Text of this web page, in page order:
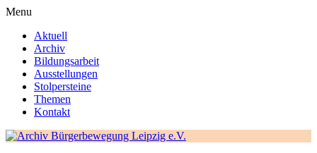
Menu
Aktuell
Archiv
Bildungsarbeit
Ausstellungen
Stolpersteine
Themen
Kontakt